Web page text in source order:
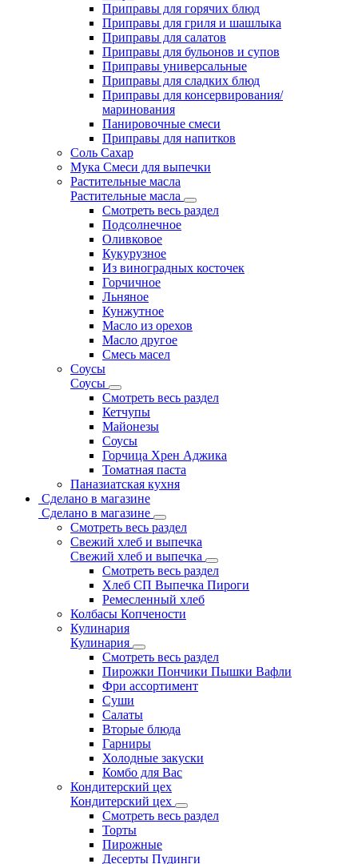
Приправы для горячих блюд
Приправы для гриля и шашлыка
Приправы для салатов
Приправы для бульонов и супов
Приправы универсальные
Приправы для сладких блюд
Приправы для консервирования/
маринования
Панировочные смеси
Приправы для напитков
Соль Сахар
Мука Смеси для выпечки
Растительные масла
Растительные масла
Смотреть весь раздел
Подсолнечное
Оливковое
Кукурузное
Из виноградных косточек
Горчичное
Льняное
Кунжутное
Масло из орехов
Масло другое
Смесь масел
Соусы
Соусы
Смотреть весь раздел
Кетчупы
Майонезы
Соусы
Горчица Хрен Аджика
Томатная паста
Паназиатская кухня
Сделано в магазине
Сделано в магазине
Смотреть весь раздел
Свежий хлеб и выпечка
Свежий хлеб и выпечка
Смотреть весь раздел
Хлеб СП Выпечка Пироги
Ремесленный хлеб
Колбасы Копчености
Кулинария
Кулинария
Смотреть весь раздел
Пирожки Пончики Пышки Вафли
Фри ассортимент
Суши
Салаты
Вторые блюда
Гарниры
Холодные закуски
Комбо для Вас
Кондитерский цех
Кондитерский цех
Смотреть весь раздел
Торты
Пирожные
Десерты Пудинги